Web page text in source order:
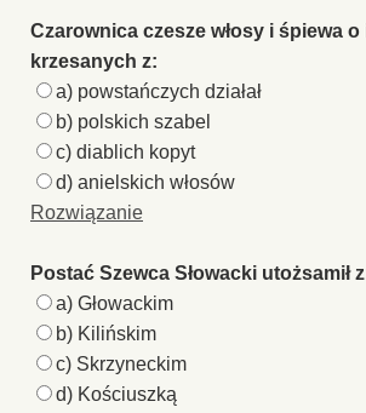
Czarownica czesze włosy i śpiewa
krzesanych z:
a) powstańczych działał
b) polskich szabel
c) diablich kopyt
d) anielskich włosów
Rozwiązanie
Postać Szewca Słowacki utożsamił
a) Głowackim
b) Kilińskim
c) Skrzyneckim
d) Kościuszką